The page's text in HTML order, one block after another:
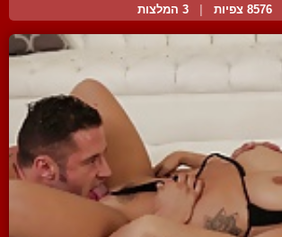
8576 צפיות 3 המלצות